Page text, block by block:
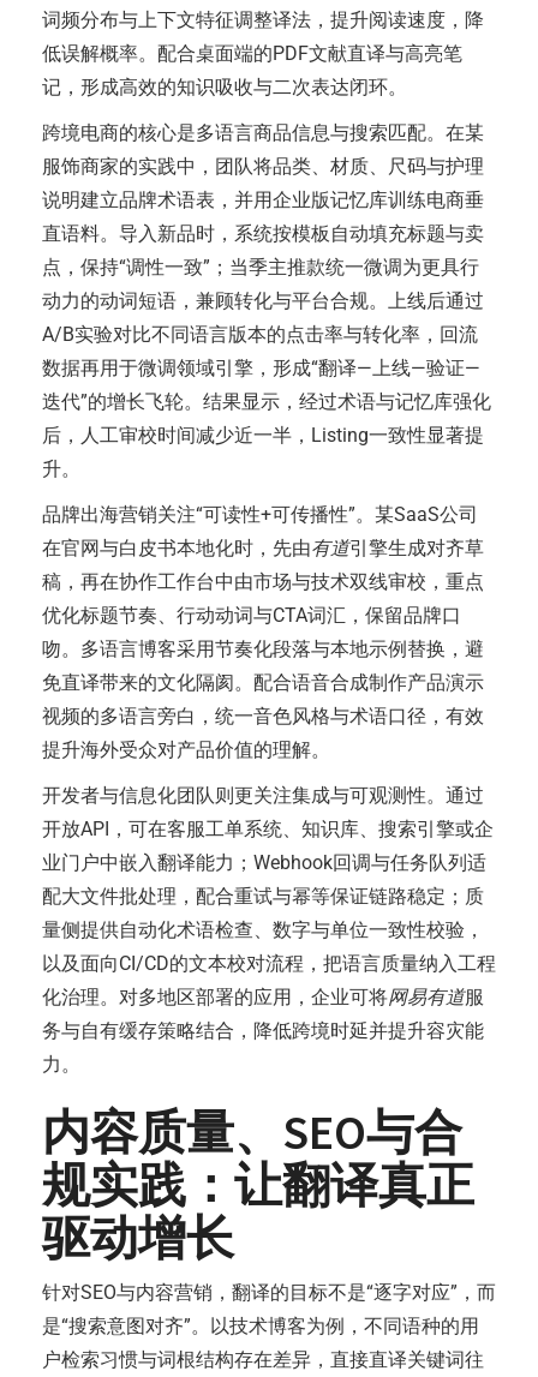
词频分布与上下文特征调整译法，提升阅读速度，降
低误解概率。配合桌面端的PDF文献直译与高亮笔
记，形成高效的知识吸收与二次表达闭环。
跨境电商的核心是多语言商品信息与搜索匹配。在某
服饰商家的实践中，团队将品类、材质、尺码与护理
说明建立品牌术语表，并用企业版记忆库训练电商垂
直语料。导入新品时，系统按模板自动填充标题与卖
点，保持“调性一致”；当季主推款统一微调为更具行
动力的动词短语，兼顾转化与平台合规。上线后通过
A/B实验对比不同语言版本的点击率与转化率，回流
数据再用于微调领域引擎，形成“翻译—上线—验证—
迭代”的增长飞轮。结果显示，经过术语与记忆库强化
后，人工审校时间减少近一半，Listing一致性显著提
升。
品牌出海营销关注“可读性+可传播性”。某SaaS公司
在官网与白皮书本地化时，先由有道引擎生成对齐草
稿，再在协作工作台中由市场与技术双线审校，重点
优化标题节奏、行动动词与CTA词汇，保留品牌口
吻。多语言博客采用节奏化段落与本地示例替换，避
免直译带来的文化隔阂。配合语音合成制作产品演示
视频的多语言旁白，统一音色风格与术语口径，有效
提升海外受众对产品价值的理解。
开发者与信息化团队则更关注集成与可观测性。通过
开放API，可在客服工单系统、知识库、搜索引擎或企
业门户中嵌入翻译能力；Webhook回调与任务队列适
配大文件批处理，配合重试与幂等保证链路稳定；质
量侧提供自动化术语检查、数字与单位一致性校验，
以及面向CI/CD的文本校对流程，把语言质量纳入工程
化治理。对多地区部署的应用，企业可将网易有道服
务与自有缓存策略结合，降低跨境时延并提升容灾能
力。
内容质量、SEO与合
规实践：让翻译真正
驱动增长
针对SEO与内容营销，翻译的目标不是“逐字对应”，而
是“搜索意图对齐”。以技术博客为例，不同语种的用
户检索习惯与词根结构存在差异，直接直译关键词往